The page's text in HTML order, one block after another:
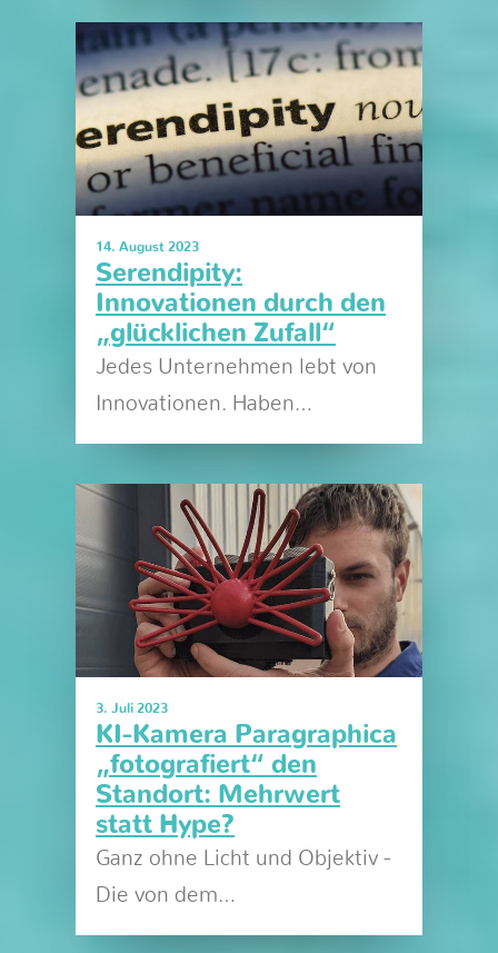
14. August 2023
Serendipity:
Innovationen durch den
„glücklichen Zufall“
Jedes Unternehmen lebt von
Innovationen. Haben…
3. Juli 2023
KI-Kamera Paragraphica
„fotografiert“ den
Standort: Mehrwert
statt Hype?
Ganz ohne Licht und Objektiv -
Die von dem…